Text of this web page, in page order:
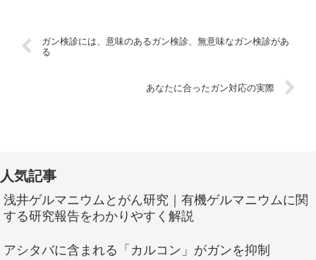
ガン検診には、意味のあるガン検診、無意味なガン検診があ
る
あなたに合ったガン対応の実際
人気記事
浅井ゲルマニウムとがん研究｜有機ゲルマニウムに関
する研究報告をわかりやすく解説
アシタバに含まれる「カルコン」がガンを抑制